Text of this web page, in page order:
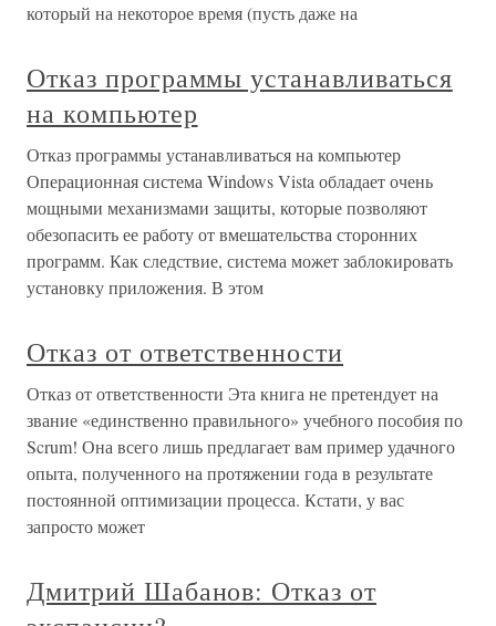
который на некоторое время (пусть даже на
Отказ программы устанавливаться
на компьютер
Отказ программы устанавливаться на компьютер
Операционная система Windows Vista обладает очень
мощными механизмами защиты, которые позволяют
обезопасить ее работу от вмешательства сторонних
программ. Как следствие, система может заблокировать
установку приложения. В этом
Отказ от ответственности
Отказ от ответственности Эта книга не претендует на
звание «единственно правильного» учебного пособия по
Scrum! Она всего лишь предлагает вам пример удачного
опыта, полученного на протяжении года в результате
постоянной оптимизации процесса. Кстати, у вас
запросто может
Дмитрий Шабанов: Отказ от